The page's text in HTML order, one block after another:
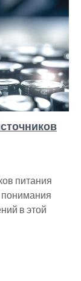
питания
понимания
в этой